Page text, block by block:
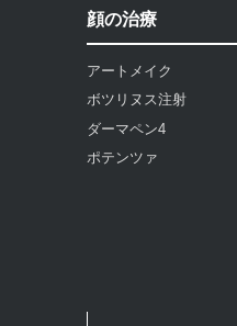
顔の治療
アートメイク
ボツリヌス注射
ダーマペン4
ポテンツァ